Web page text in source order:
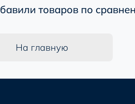
товаров по
На главную